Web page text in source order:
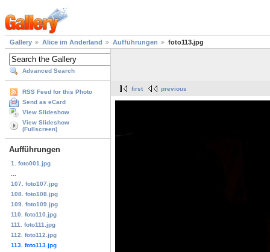
Gallery Alice im Anderland Aufführungen foto113.jpg
Advanced Search
RSS Feed for this Photo
Send as eCard
View Slideshow
View Slideshow
(Fullscreen)
Aufführungen
1. foto001.jpg
107. foto107.jpg
108. foto108.jpg
109. foto109.jpg
110. foto110.jpg
111. foto111.jpg
112. foto112.jpg
113. foto113.jpg
first previous